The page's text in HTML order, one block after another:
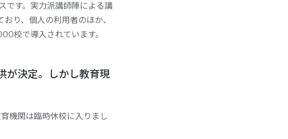
です。実力派講師陣による講
り、個人の利用者のほか、
校で導入されています。
が決定。しかし教育現
機関は臨時休校に入りまし